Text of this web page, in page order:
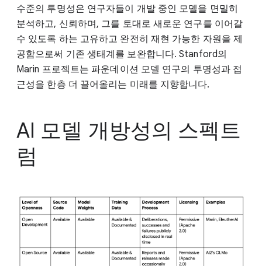
수준의 투명성은 연구자들이 개발 중인 모델을 면밀히
분석하고, 신뢰하며, 그를 토대로 새로운 연구를 이어갈
수 있도록 하는 고유하고 완전히 재현 가능한 자원을 제
공함으로써 기존 생태계를 보완합니다. Stanford의
Marin 프로젝트는 파운데이션 모델 연구의 투명성과 접
근성을 한층 더 끌어올리는 미래를 지향합니다.
AI 모델 개방성의 스펙트
럼